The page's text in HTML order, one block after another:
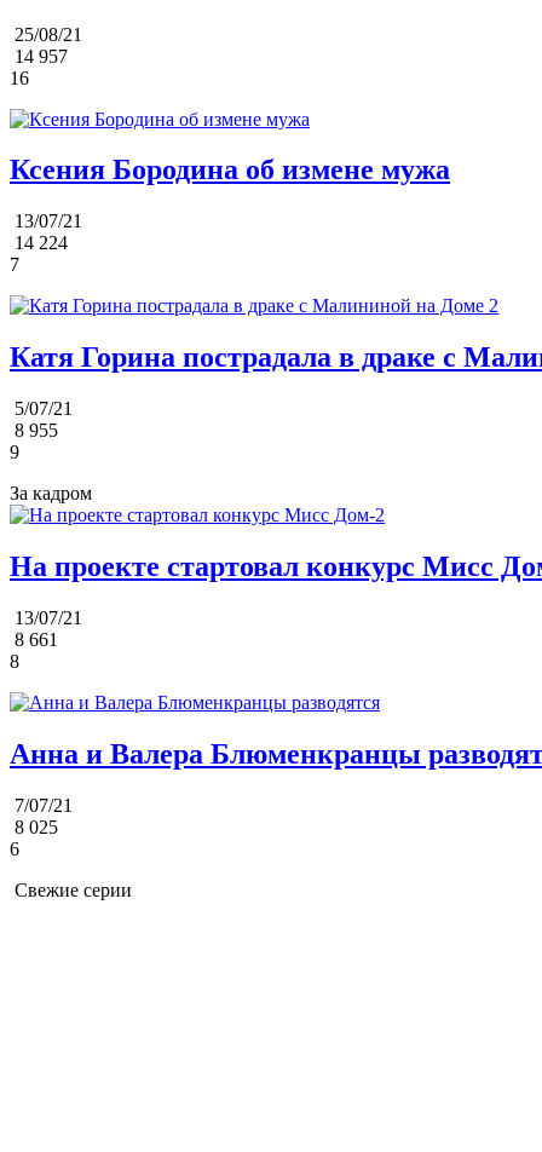
25/08/21
14 957
16
Ксения Бородина об измене мужа
13/07/21
14 224
7
Катя Горина пострадала в драке с
5/07/21
8 955
9
За кадром
На проекте стартовал конкурс Мисс
13/07/21
8 661
8
Анна и Валера Блюменкранцы
7/07/21
8 025
6
Свежие серии